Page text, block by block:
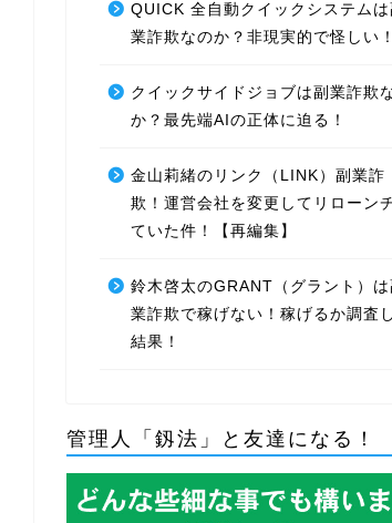
QUICK 全自動クイックシステムは
業詐欺なのか？非現実的で怪しい！
クイックサイドジョブは副業詐欺
か？最先端AIの正体に迫る！
金山莉緒のリンク（LINK）副業詐
欺！運営会社を変更してリローン
ていた件！【再編集】
鈴木啓太のGRANT（グラント）は
業詐欺で稼げない！稼げるか調査
結果！
管理人「釼法」と友達になる！